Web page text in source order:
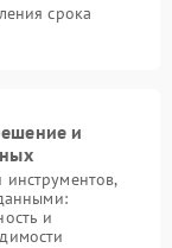
срока
и
и